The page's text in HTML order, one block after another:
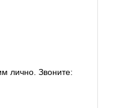
лично. Звоните: